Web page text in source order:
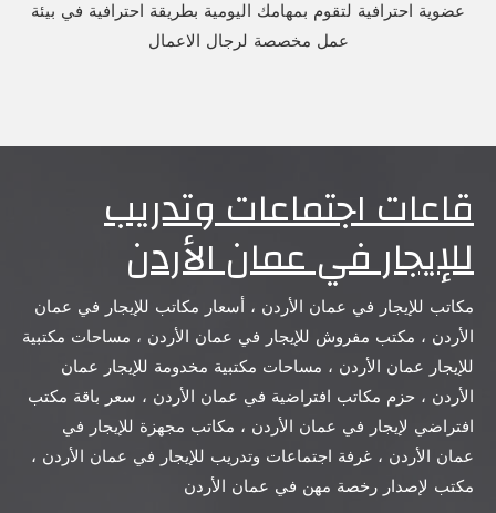
عضوية احترافية لتقوم بمهامك اليومية بطريقة احترافية في بيئة
عمل مخصصة لرجال الاعمال
قاعات اجتماعات وتدريب
للإيجار في عمان الأردن
مكاتب للإيجار في عمان الأردن ، أسعار مكاتب للإيجار في عمان
الأردن ، مكتب مفروش للإيجار في عمان الأردن ، مساحات مكتبية
للإيجار عمان الأردن ، مساحات مكتبية مخدومة للإيجار عمان
الأردن ، حزم مكاتب افتراضية في عمان الأردن ، سعر باقة مكتب
افتراضي لإيجار في عمان الأردن ، مكاتب مجهزة للإيجار في
عمان الأردن ، غرفة اجتماعات وتدريب للإيجار في عمان الأردن ،
مكتب لإصدار رخصة مهن في عمان الأردن